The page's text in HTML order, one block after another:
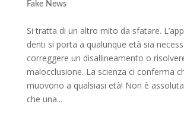
Fake News
Si tratta di un altro mito da sfatare.
denti si porta a qualunque età sia
correggere un disallineamento o
malocclusione. La scienza ci conferma
muovono a qualsiasi età! Non è
che una...